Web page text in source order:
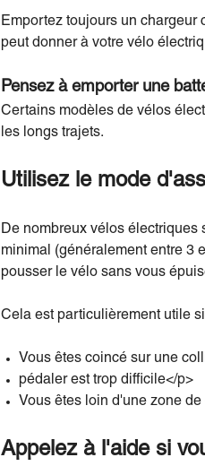
Emportez toujours un chargeur
peut donner à votre vélo
Pensez à emporter une
Certains modèles de vélos
les longs trajets.
Utilisez le mode
De nombreux vélos électriques
minimal (généralement entre 3
pousser le vélo sans vous
Cela est particulièrement utile
Vous êtes coincé sur une
pédaler est trop difficile</p>
Vous êtes loin d'une zone
Appelez à l'aide si